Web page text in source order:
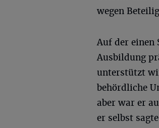
wegen
Auf der einen
Ausbildung
unterstützt
behördliche
aber war er
er selbst